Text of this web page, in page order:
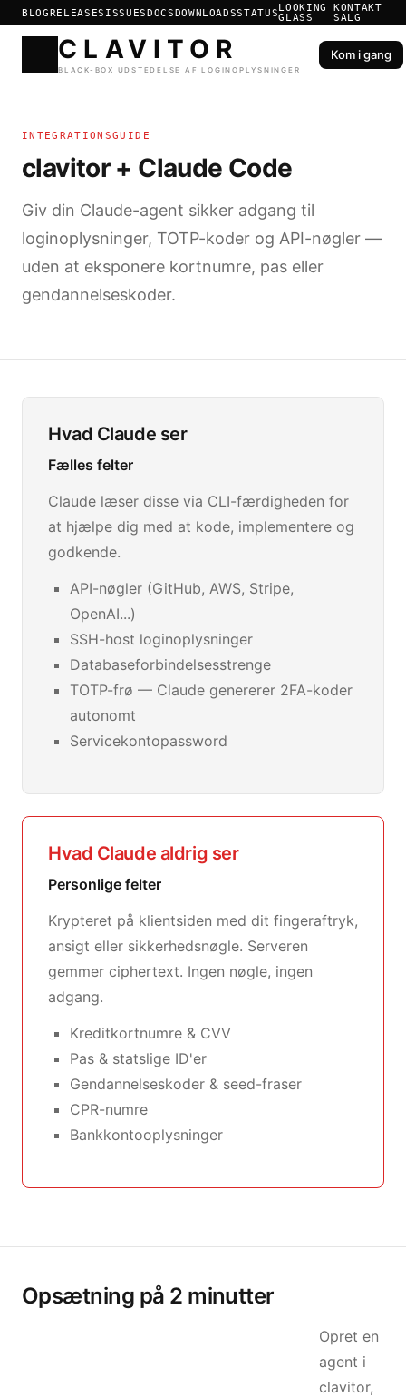
BLOGRELEASES ISSUESDOCSDOWNLOADSSTATUSLOOKING
GLASS
KONTAKT
SALG
BLACK-BOX UDSTEDELSE AF
Kom i gang
INTEGRATIONSGUIDE
clavitor + Claude Code
Giv din Claude-agent sikker adgang til
loginoplysninger, TOTP-koder og API-nøgler —
uden at eksponere kortnumre, pas eller
gendannelseskoder.
Hvad Claude ser
Fælles felter
Claude læser disse via CLI-færdigheden for
at hjælpe dig med at kode, implementere og
godkende.
API-nøgler (GitHub, AWS, Stripe,
OpenAI...)
SSH-host loginoplysninger
Databaseforbindelsesstrenge
TOTP-frø — Claude genererer 2FA-koder
autonomt
Servicekontopassword
Hvad Claude aldrig ser
Personlige felter
Krypteret på klientsiden med dit fingeraftryk,
ansigt eller sikkerhedsnøgle. Serveren
gemmer ciphertext. Ingen nøgle, ingen
adgang.
Kreditkortnumre & CVV
Pas & statslige ID'er
Gendannelseskoder & seed-fraser
CPR-numre
Bankkontooplysninger
Opsætning på 2 minutter
Opret en
agent i
clavitor,